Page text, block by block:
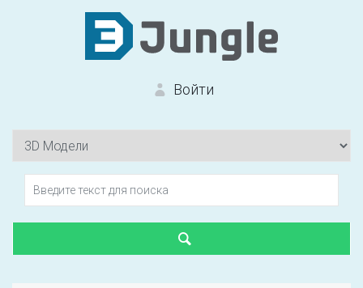
Войти